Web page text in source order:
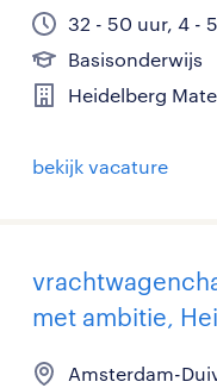
32 - 50 uur, 4 -
Basisonderwijs
Heidelberg
bekijk vacature
met ambitie,
Amsterdam-